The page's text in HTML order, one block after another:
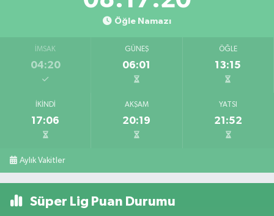
Öğle Namazı
İMSAK
04:20
GÜNEŞ
06:01
ÖĞLE
13:15
İKINDI
17:06
AKŞAM
20:19
YATSI
21:52
Aylık Vakitler
Süper Lig Puan Durumu